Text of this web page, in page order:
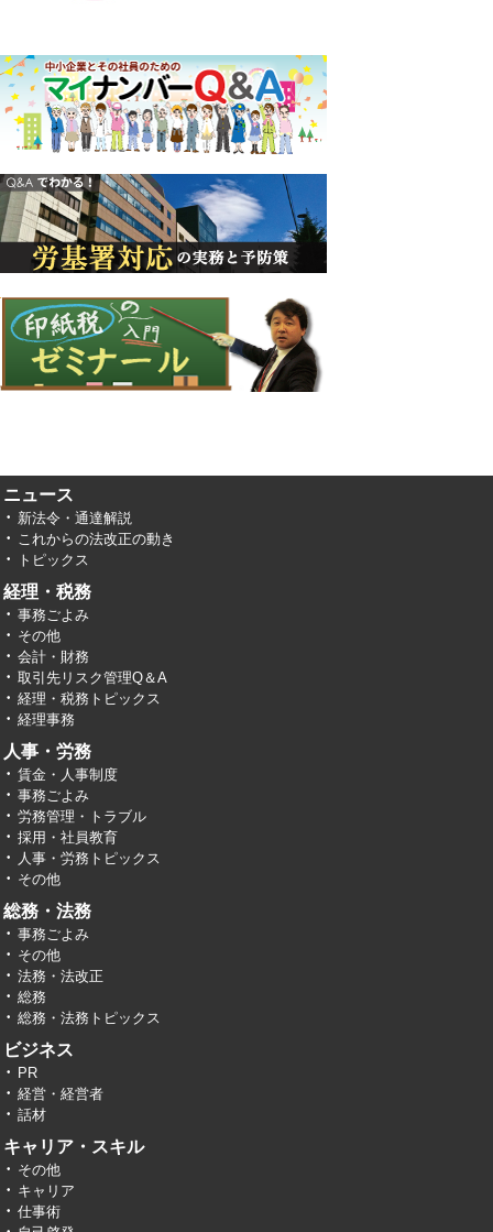
ニュース
新法令・通達解説
これからの法改正の動き
トピックス
経理・税務
事務ごよみ
その他
会計・財務
取引先リスク管理Q＆A
経理・税務トピックス
経理事務
人事・労務
賃金・人事制度
事務ごよみ
労務管理・トラブル
採用・社員教育
人事・労務トピックス
その他
総務・法務
事務ごよみ
その他
法務・法改正
総務
総務・法務トピックス
ビジネス
PR
経営・経営者
話材
キャリア・スキル
その他
キャリア
仕事術